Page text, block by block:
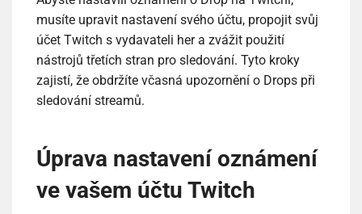
musíte upravit nastavení svého účtu, propojit svůj
účet Twitch s vydavateli her a zvážit použití
nástrojů třetích stran pro sledování. Tyto kroky
zajistí, že obdržíte včasná upozornění o Drops při
sledování streamů.
Úprava nastavení oznámení
ve vašem účtu Twitch